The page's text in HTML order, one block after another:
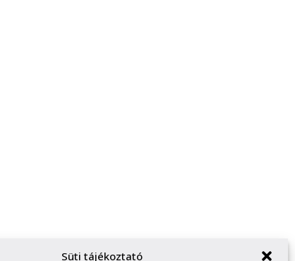
Süti tájékoztató